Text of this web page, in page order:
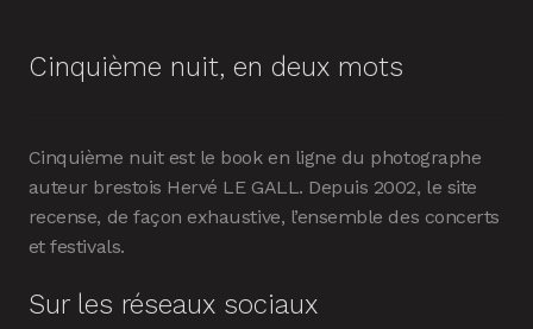
Cinquième nuit, en deux mots
Cinquième nuit est le book en ligne du photographe
auteur brestois Hervé LE GALL. Depuis 2002, le site
recense, de façon exhaustive, l’ensemble des concerts
et festivals.
Sur les réseaux sociaux